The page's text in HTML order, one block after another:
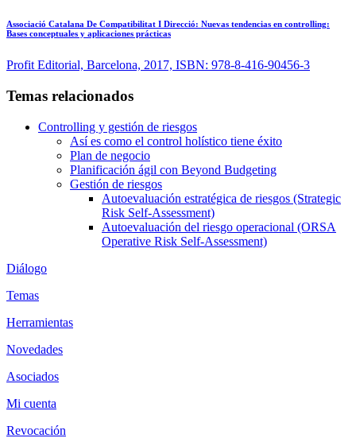
Associació Catalana De Compatibilitat I Direcció: Nuevas tendencias en controlling:
Bases conceptuales y aplicaciones prácticas
Profit Editorial, Barcelona, 2017, ISBN: 978-8-416-90456-3
Temas relacionados
Controlling y gestión de riesgos
Así es como el control holístico tiene éxito
Plan de negocio
Planificación ágil con Beyond Budgeting
Gestión de riesgos
Autoevaluación estratégica de riesgos (Strategic
Risk Self-Assessment)
Autoevaluación del riesgo operacional (ORSA
Operative Risk Self-Assessment)
Diálogo
Temas
Herramientas
Novedades
Asociados
Mi cuenta
Revocación